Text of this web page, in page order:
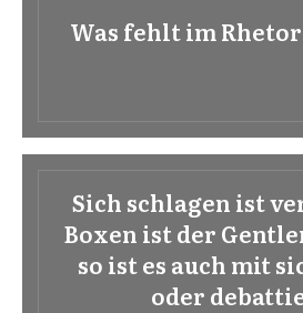
Was fehlt im
Sich schlagen ist
Boxen ist der
so ist es auch mit
oder